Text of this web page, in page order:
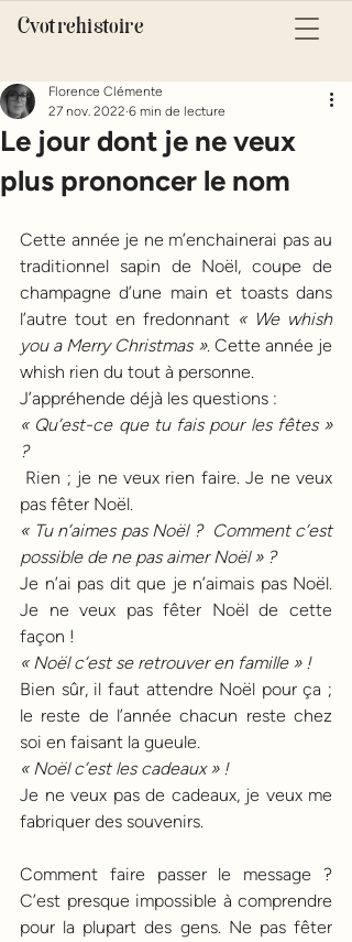
Cvotrehistoire
Le jour dont je ne veux
plus prononcer le nom
Florence Clémente
27 nov. 2022 6 min de lecture
Cette année je ne m’enchainerai pas au
traditionnel sapin de Noël, coupe de
champagne d’une main et toasts dans
l’autre tout en fredonnant « We whish
you a Merry Christmas ». Cette année je
whish rien du tout à personne.
J’appréhende déjà les questions :
« Qu’est-ce que tu fais pour les fêtes »
?
pas fêter Noël.
« Tu n’aimes pas Noël ?  Comment c’est
possible de ne pas aimer Noël » ?
Je n’ai pas dit que je n’aimais pas Noël.
Je ne veux pas fêter Noël de cette
façon !
« Noël c’est se retrouver en famille » !
Bien sûr, il faut attendre Noël pour ça ;
le reste de l’année chacun reste chez
soi en faisant la gueule.
« Noël c’est les cadeaux » !
Je ne veux pas de cadeaux, je veux me
fabriquer des souvenirs.
Comment faire passer le message ?
C’est presque impossible à comprendre
pour la plupart des gens. Ne pas fêter